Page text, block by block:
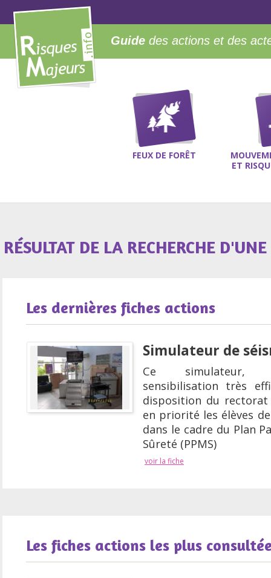
Guide des actions et des
FEUX DE FORÊT
ET
RÉSULTAT DE LA RECHERCHE
Les dernières fiches actions
Simulateur de
Ce simulateur,
sensibilisation très
disposition du
en priorité les élèves
dans le cadre du Plan
Sûreté (PPMS)
voir la fiche
Les fiches actions les plus